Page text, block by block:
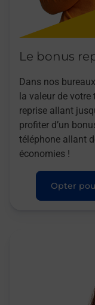
Le bonus
Dans nos
la valeur de
reprise allant
profiter d’un
téléphone allant
économies !
Opter